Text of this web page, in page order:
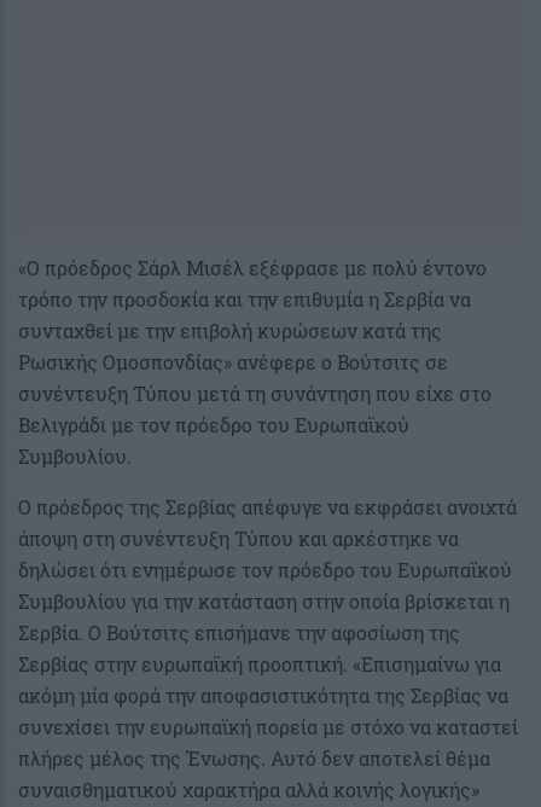
«Ο πρόεδρος Σάρλ Μισέλ εξέφρασε με πολύ έντονο
τρόπο την προσδοκία και την επιθυμία η Σερβία να
συνταχθεί με την επιβολή κυρώσεων κατά της
Ρωσικής Ομοσπονδίας» ανέφερε ο Βούτσιτς σε
συνέντευξη Τύπου μετά τη συνάντηση που είχε στο
Βελιγράδι με τον πρόεδρο του Ευρωπαϊκού
Συμβουλίου.
Ο πρόεδρος της Σερβίας απέφυγε να εκφράσει ανοιχτά
άποψη στη συνέντευξη Τύπου και αρκέστηκε να
δηλώσει ότι ενημέρωσε τον πρόεδρο του Ευρωπαϊκού
Συμβουλίου για την κατάσταση στην οποία βρίσκεται η
Σερβία. Ο Βούτσιτς επισήμανε την αφοσίωση της
Σερβίας στην ευρωπαϊκή προοπτική. «Επισημαίνω για
ακόμη μία φορά την αποφασιστικότητα της Σερβίας να
συνεχίσει την ευρωπαϊκή πορεία με στόχο να καταστεί
πλήρες μέλος της Ένωσης. Αυτό δεν αποτελεί θέμα
συναισθηματικού χαρακτήρα αλλά κοινής λογικής»